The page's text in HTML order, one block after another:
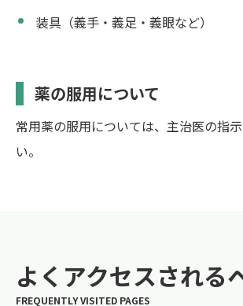
装具（義手・義足・義眼など）
薬の服用について
常用薬の服用については、主治医の指
い。
よくアクセスされる